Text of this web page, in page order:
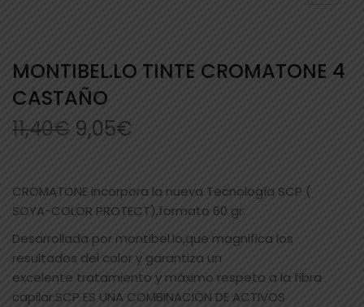
MONTIBEL.LO TINTE CROMATONE 4
CASTAÑO
11,40€ 9,05€
CROMATONE incorpora la nueva Tecnología SCP (
SOYA-COLOR PROTECT),formato 60 gr.
Desarrollada por montibel.lo,que magnifica los
resultados del color y garantiza un
excelente tratamiento y máximo respeto a la fibra
capilar.SCP ES UNA COMBINACIÓN DE ACTIVOS